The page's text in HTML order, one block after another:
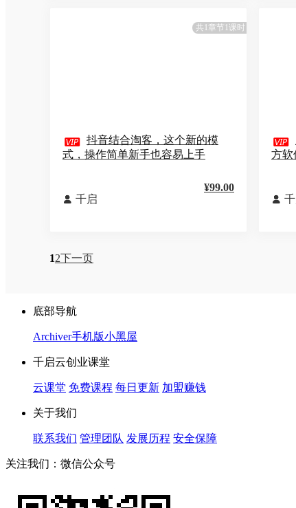
共1章节1课时
 抖音结合淘客，这个新的模
式，操作简单新手也容易上手
 千启
¥99.00

方软

12下一页
底部导航
Archiver手机版小黑屋
千启云创业课堂
云课堂 免费课程 每日更新 加盟赚钱
关于我们
联系我们 管理团队 发展历程 安全保障
关注我们：微信公众号